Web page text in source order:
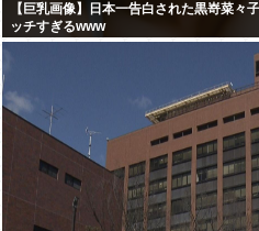
【巨乳画像】日本一告白された黒嵜菜々
ッチすぎるwww